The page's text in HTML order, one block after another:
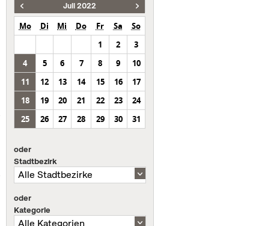
Juli 2022
Mo Di Mi Do Fr Sa
So
1
2
3
4
5 6 7 8 9
10
11
12 13 14 15 16
17
18
19 20 21 22 23
24
25
26 27 28 29 30 31
oder
Stadtbezirk
oder
Kategorie